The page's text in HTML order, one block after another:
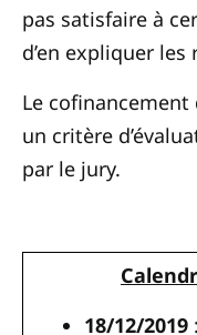
pas satisfaire à
d’en expliquer les
Le
un critère
par le jury.
18/12/2019